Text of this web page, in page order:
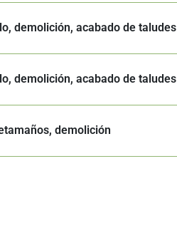
demolición, acabado de taludes
demolición, acabado de taludes
demolición